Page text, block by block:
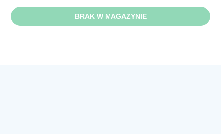
BRAK W MAGAZYNIE